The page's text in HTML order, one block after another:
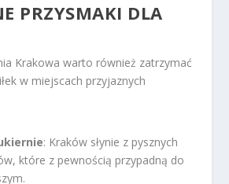
PRZYSMAKI DLA
Krakowa warto również zatrzymać
w miejscach przyjaznych
: Kraków słynie z pysznych
które z pewnością przypadną do